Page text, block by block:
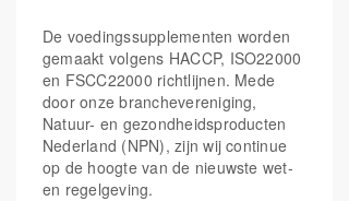
De voedingssupplementen worden
gemaakt volgens HACCP, ISO22000
en FSCC22000 richtlijnen. Mede
door onze branchevereniging,
Natuur- en gezondheidsproducten
Nederland (NPN), zijn wij continue
op de hoogte van de nieuwste wet-
en regelgeving.